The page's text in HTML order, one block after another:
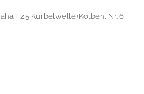
F2.5 Kurbelwelle+Kolben, Nr. 6